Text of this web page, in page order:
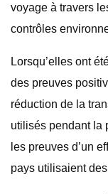
voyage à travers
contrôles
Lorsqu’elles ont
des preuves
réduction de la
utilisés pendant la
les preuves d’un
pays utilisaient